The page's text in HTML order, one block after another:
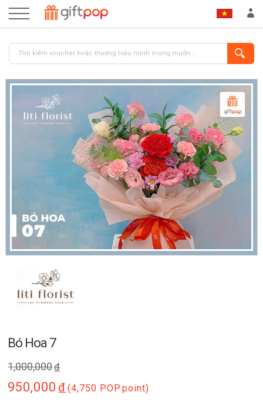
ĐĂNG NHẬP ĐĂNG KÝ
Bó Hoa 7
1,000,000đ
950,000 đ (4,750 POP point)